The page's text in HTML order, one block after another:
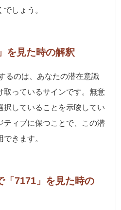
しょう。
を見た時の解釈
るのは、あなたの潜在意識
取っているサインです。無意
択していることを示唆してい
ティブに保つことで、この潜
きます。
「7171」を見た時の